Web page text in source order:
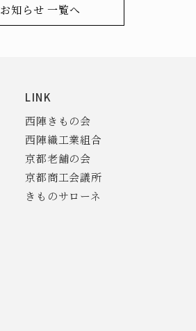
お知らせ 一覧へ
LINK
西陣きもの会
西陣織工業組合
京都老舗の会
京都商工会議所
きものサローネ